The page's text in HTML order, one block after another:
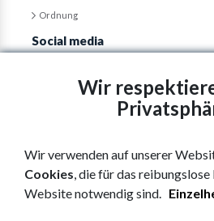
Ordnung
Social media
Wir
Wir verwenden auf unserer
Cookies, die für das
Website notwendig sind.